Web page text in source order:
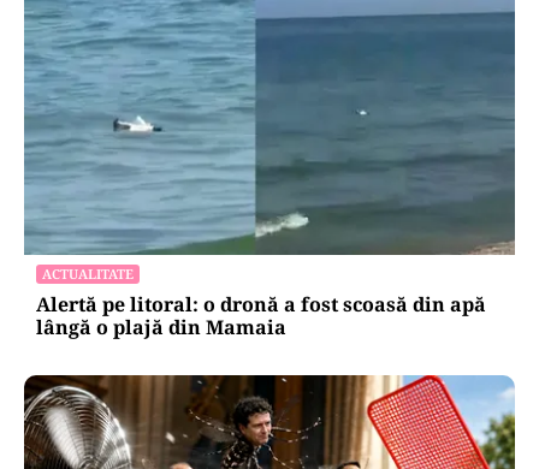
ACTUALITATE
Alertă pe litoral: o dronă a fost scoasă din apă
lângă o plajă din Mamaia